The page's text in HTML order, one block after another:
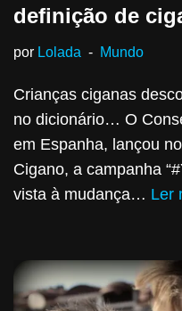
definição de
por Lolada Mundo
Crianças ciganas
no dicionário… O
em Espanha, lançou
Cigano, a campanha
vista à mudança… Ler